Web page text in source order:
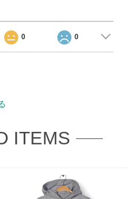
0 0
ITEMS